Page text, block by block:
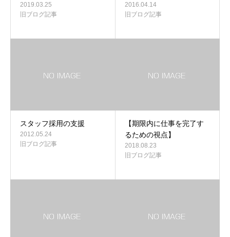
2019.03.25
旧ブログ記事
2016.04.14
旧ブログ記事
スタッフ採用の支援
2012.05.24
旧ブログ記事
【期限内に仕事を完了す
るための視点】
2018.08.23
旧ブログ記事